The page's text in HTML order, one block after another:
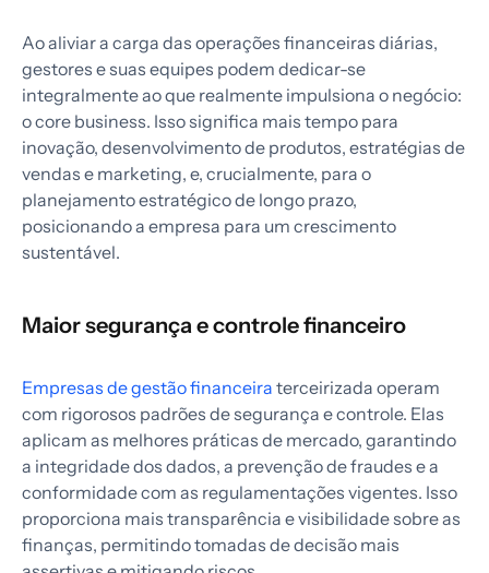
Ao aliviar a carga das operações financeiras diárias,
gestores e suas equipes podem dedicar-se
integralmente ao que realmente impulsiona o negócio:
o core business. Isso significa mais tempo para
inovação, desenvolvimento de produtos, estratégias de
vendas e marketing, e, crucialmente, para o
planejamento estratégico de longo prazo,
posicionando a empresa para um crescimento
sustentável.
Maior segurança e controle financeiro
Empresas de gestão financeira terceirizada operam
com rigorosos padrões de segurança e controle. Elas
aplicam as melhores práticas de mercado, garantindo
a integridade dos dados, a prevenção de fraudes e a
conformidade com as regulamentações vigentes. Isso
proporciona mais transparência e visibilidade sobre as
finanças, permitindo tomadas de decisão mais